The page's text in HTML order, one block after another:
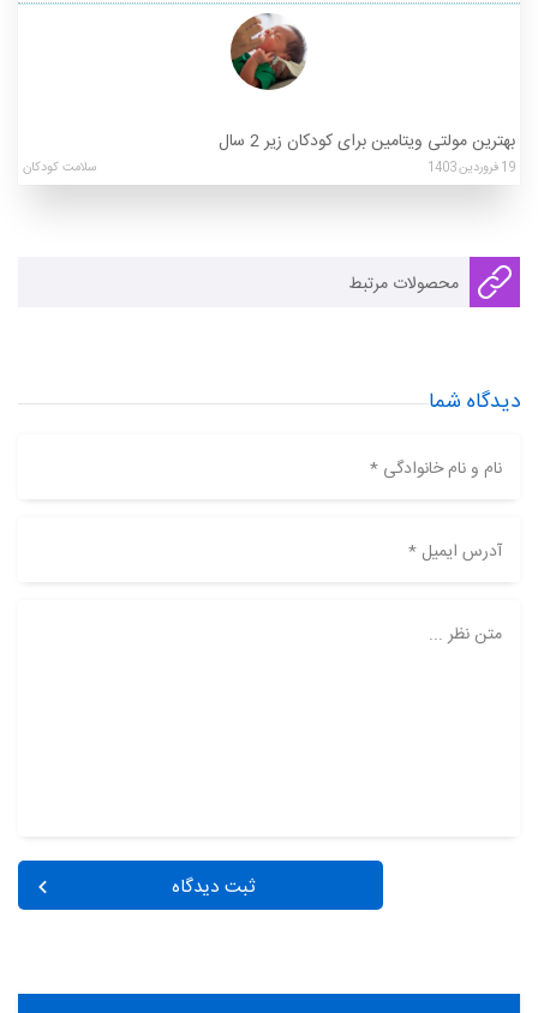
بهترین مولتی ویتامین برای کودکان زیر 2 سال
19فروردین1403 سلامت کودکان
محصولات مرتبط
دیدگاه شما
نام و نام خانوادگی *
آدرس ایمیل *
متن نظر ...